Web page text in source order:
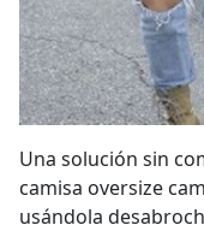
Una solución sin
camisa oversize
usándola